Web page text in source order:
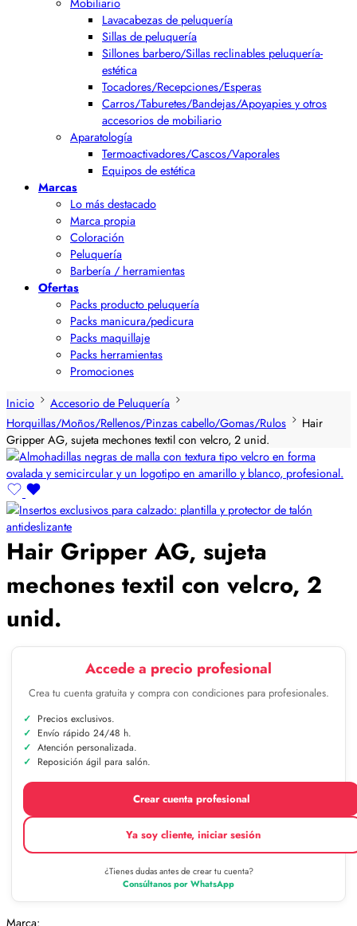
Lavacabezas de peluquería
Sillas de peluquería
Sillones barbero/Sillas reclinables peluquería-
estética
Tocadores/Recepciones/Esperas
Carros/Taburetes/Bandejas/Apoyapies y otros
accesorios de mobiliario
Aparatología
Termoactivadores/Cascos/Vaporales
Equipos de estética
Marcas
Lo más destacado
Marca propia
Coloración
Peluquería
Barbería / herramientas
Ofertas
Packs producto peluquería
Packs manicura/pedicura
Packs maquillaje
Packs herramientas
Promociones
Inicio
Accesorio de Peluquería
Horquillas/Moños/Rellenos/Pinzas cabello/Gomas/Rulos
Hair
Gripper AG, sujeta mechones textil con velcro, 2 unid.
Hair Gripper AG, sujeta
mechones textil con velcro, 2
unid.
Accede a precio profesional
Crea tu cuenta gratuita y compra con condiciones para profesionales.
Precios exclusivos.
Envío rápido 24/48 h.
Atención personalizada.
Reposición ágil para salón.
Crear cuenta profesional
Ya soy cliente, iniciar sesión
¿Tienes dudas antes de crear tu cuenta?
Consúltanos por WhatsApp
Marca: